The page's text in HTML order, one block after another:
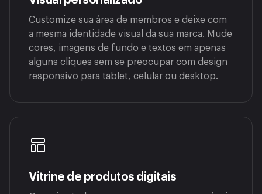
Customize sua área de membros e deixe com
a mesma identidade visual da sua marca. Mude
cores, imagens de fundo e textos em apenas
alguns cliques sem se preocupar com design
responsivo para tablet, celular ou desktop.
Vitrine de produtos digitais